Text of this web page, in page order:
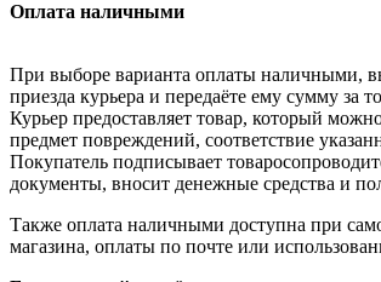
Оплата наличными
При выборе варианта оплаты наличными,
приезда курьера и передаёте ему сумму за
Курьер предоставляет товар, который
предмет повреждений, соответствие
Покупатель подписывает
документы, вносит денежные средства и
Также оплата наличными доступна при
магазина, оплаты по почте или